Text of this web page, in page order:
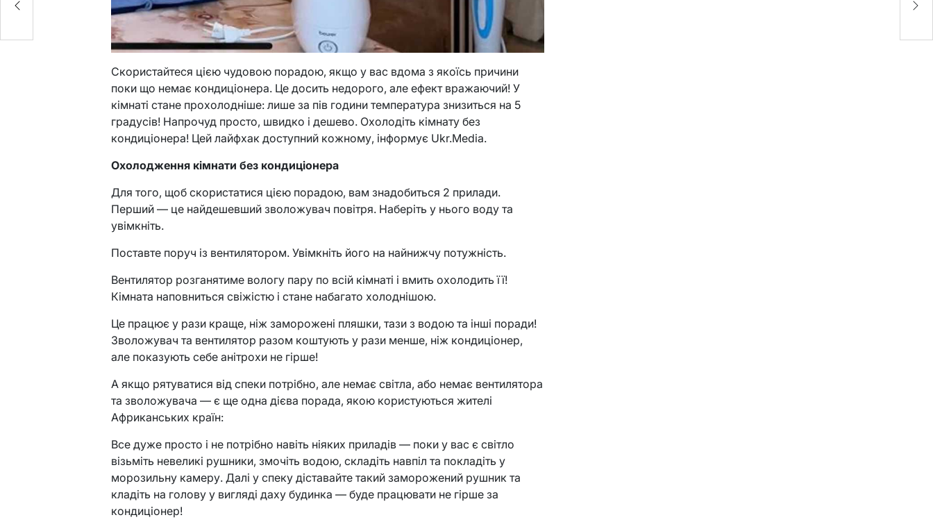
Скористайтеся цією чудовою порадою, якщо у вас вдома з якоїсь причини
поки що немає кондиціонера. Це досить недорого, але ефект вражаючий! У
кімнаті стане прохолодніше: лише за пів години температура знизиться на 5
градусів! Напрочуд просто, швидко і дешево. Охолодіть кімнату без
кондиціонера! Цей лайфхак доступний кожному, інформує Ukr.Media.
Охолодження кімнати без кондиціонера
Для того, щоб скористатися цією порадою, вам знадобиться 2 прилади.
Перший — це найдешевший зволожувач повітря. Наберіть у нього воду та
увімкніть.
Поставте поруч із вентилятором. Увімкніть його на найнижчу потужність.
Вентилятор розганятиме вологу пару по всій кімнаті і вмить охолодить її!
Кімната наповниться свіжістю і стане набагато холоднішою.
Це працює у рази краще, ніж заморожені пляшки, тази з водою та інші поради!
Зволожувач та вентилятор разом коштують у рази менше, ніж кондиціонер,
але показують себе анітрохи не гірше!
А якщо рятуватися від спеки потрібно, але немає світла, або немає вентилятора
та зволожувача — є ще одна дієва порада, якою користуються жителі
Африканських країн:
Все дуже просто і не потрібно навіть ніяких приладів — поки у вас є світло
візьміть невеликі рушники, змочіть водою, складіть навпіл та покладіть у
морозильну камеру. Далі у спеку діставайте такий заморожений рушник та
кладіть на голову у вигляді даху будинка — буде працювати не гірше за
кондиціонер!